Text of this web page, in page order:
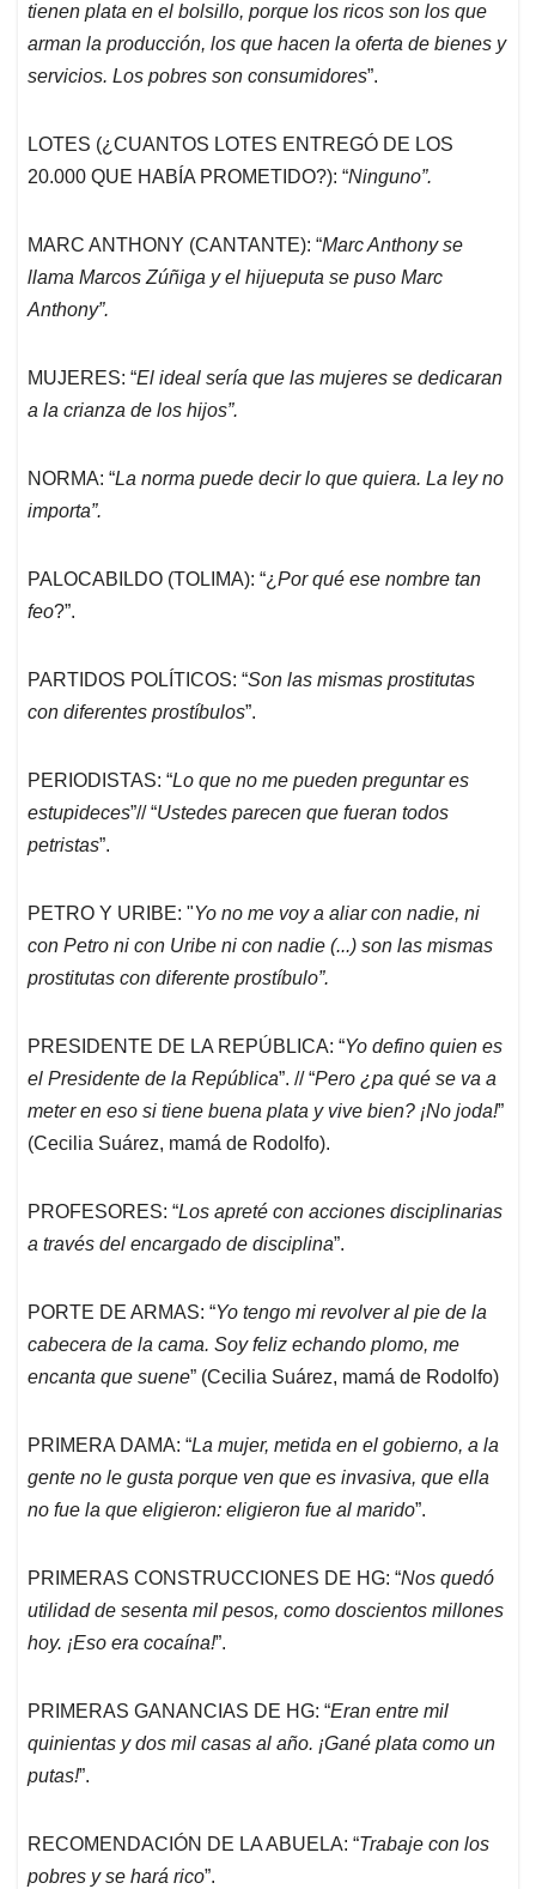
tienen plata en el bolsillo, porque los ricos son los que
arman la producción, los que hacen la oferta de bienes y
servicios. Los pobres son consumidores”.
LOTES (¿CUANTOS LOTES ENTREGÓ DE LOS
20.000 QUE HABÍA PROMETIDO?): “Ninguno”.
MARC ANTHONY (CANTANTE): “Marc Anthony se
llama Marcos Zúñiga y el hijueputa se puso Marc
Anthony”.
MUJERES: “El ideal sería que las mujeres se dedicaran
a la crianza de los hijos”.
NORMA: “La norma puede decir lo que quiera. La ley no
importa”.
PALOCABILDO (TOLIMA): “¿ Por qué ese nombre tan
feo?”.
PARTIDOS POLÍTICOS: “Son las mismas prostitutas
con diferentes prostíbulos”.
PERIODISTAS: “Lo que no me pueden preguntar es
estupideces”// “Ustedes parecen que fueran todos
petristas”.
PETRO Y URIBE: "Yo no me voy a aliar con nadie, ni
con Petro ni con Uribe ni con nadie (...) son las mismas
prostitutas con diferente prostíbulo”.
PRESIDENTE DE LA REPÚBLICA: “Yo defino quien es
el Presidente de la República”. // “Pero ¿pa qué se va a
meter en eso si tiene buena plata y vive bien? ¡No joda!”
(Cecilia Suárez, mamá de Rodolfo).
PROFESORES: “Los apreté con acciones disciplinarias
a través del encargado de disciplina”.
PORTE DE ARMAS: “Yo tengo mi revolver al pie de la
cabecera de la cama. Soy feliz echando plomo, me
encanta que suene” (Cecilia Suárez, mamá de Rodolfo)
PRIMERA DAMA: “La mujer, metida en el gobierno, a la
gente no le gusta porque ven que es invasiva, que ella
no fue la que eligieron: eligieron fue al marido”.
PRIMERAS CONSTRUCCIONES DE HG: “Nos quedó
utilidad de sesenta mil pesos, como doscientos millones
hoy. ¡Eso era cocaína!”.
PRIMERAS GANANCIAS DE HG: “Eran entre mil
quinientas y dos mil casas al año. ¡Gané plata como un
putas!”.
RECOMENDACIÓN DE LA ABUELA: “Trabaje con los
pobres y se hará rico”.